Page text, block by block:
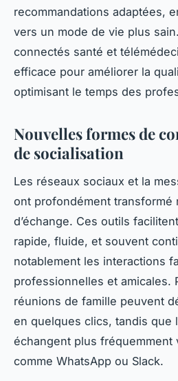
recommandations adaptées,
vers un mode de vie plus
connectés santé et
efficace pour améliorer la
optimisant le temps des
Nouvelles formes de
de socialisation
Les réseaux sociaux et la
ont profondément transformé
d’échange. Ces outils
rapide, fluide, et souvent
notablement les interactions
professionnelles et amicales.
réunions de famille peuvent
en quelques clics, tandis que
échangent plus fréquemment
comme WhatsApp ou Slack.